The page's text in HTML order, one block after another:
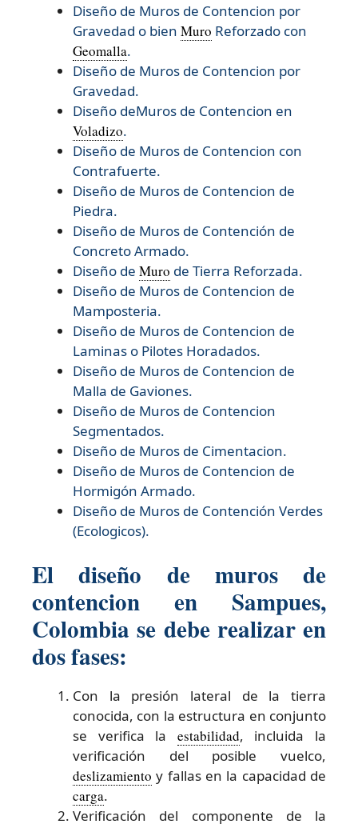
Diseño de Muros de Contencion por
Gravedad o bien Muro Reforzado con
Geomalla.
Diseño de Muros de Contencion por
Gravedad.
Diseño deMuros de Contencion en
Voladizo.
Diseño de Muros de Contencion con
Contrafuerte.
Diseño de Muros de Contencion de
Piedra.
Diseño de Muros de Contención de
Concreto Armado.
Diseño de Muro de Tierra Reforzada.
Diseño de Muros de Contencion de
Mamposteria.
Diseño de Muros de Contencion de
Laminas o Pilotes Horadados.
Diseño de Muros de Contencion de
Malla de Gaviones.
Diseño de Muros de Contencion
Segmentados.
Diseño de Muros de Cimentacion.
Diseño de Muros de Contencion de
Hormigón Armado.
Diseño de Muros de Contención Verdes
(Ecologicos).
El diseño de muros de
contencion en Sampues,
Colombia se debe realizar en
dos fases:
Con la presión lateral de la tierra
conocida, con la estructura en conjunto
se verifica la estabilidad, incluida la
verificación del posible vuelco,
deslizamiento y fallas en la capacidad de
carga.
Verificación del componente de la